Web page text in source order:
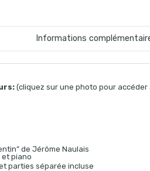
Informations
(cliquez sur une photo pour
de Jérôme Naulais
et piano
parties séparée incluse